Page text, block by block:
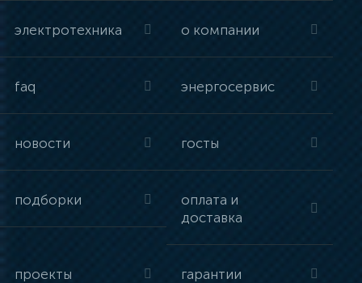
электротехника о компании
faq энергосервис
новости госты
подборки
оплата и
доставка
проекты гарантии